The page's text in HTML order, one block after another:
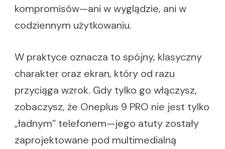
kompromisów—ani w wyglądzie, ani w
codziennym użytkowaniu.
W praktyce oznacza to spójny, klasyczny
charakter oraz ekran, który od razu
przyciąga wzrok. Gdy tylko go włączysz,
zobaczysz, że Oneplus 9 PRO nie jest tylko
„ładnym” telefonem—jego atuty zostały
zaprojektowane pod multimedialną